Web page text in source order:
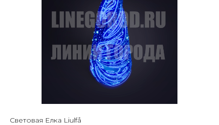
Световая Елка Liulfå